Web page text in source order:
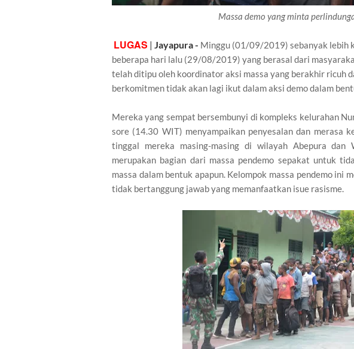
Massa demo yang minta
LUGAS | Jayapura - Minggu (01/09/2019) sebanyak lebih
beberapa hari lalu (29/08/2019) yang berasal dari
telah ditipu oleh koordinator aksi massa yang berakhir ricuh
berkomitmen tidak akan lagi ikut dalam aksi demo dalam
Mereka yang sempat bersembunyi di kompleks kelurahan
sore (14.30 WIT) menyampaikan penyesalan dan merasa
tinggal mereka masing-masing di wilayah Abepura dan
merupakan bagian dari massa pendemo sepakat untuk
massa dalam bentuk apapun. Kelompok massa pendemo ini
tidak bertanggung jawab yang memanfaatkan isue rasisme.